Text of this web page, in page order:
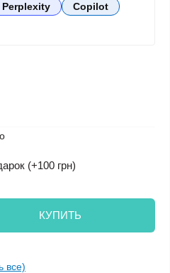
Perplexity
Copilot
(+100 грн)
КУПИТЬ
все)